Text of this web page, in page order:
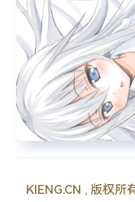
KIENG.CN , 版权所